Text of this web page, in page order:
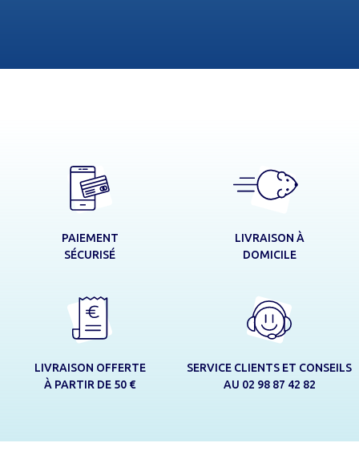
PAIEMENT
SÉCURISÉ
LIVRAISON À
DOMICILE
LIVRAISON OFFERTE
À PARTIR DE 50 €
SERVICE CLIENTS ET CONSEILS
AU 02 98 87 42 82